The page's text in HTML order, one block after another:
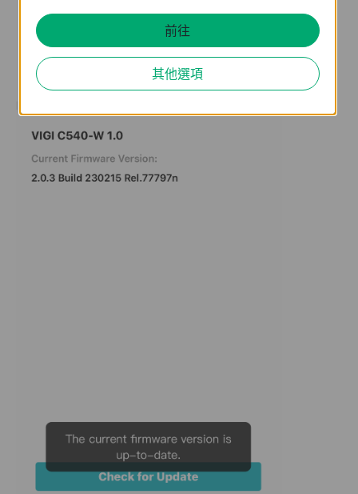
前往
其他選項